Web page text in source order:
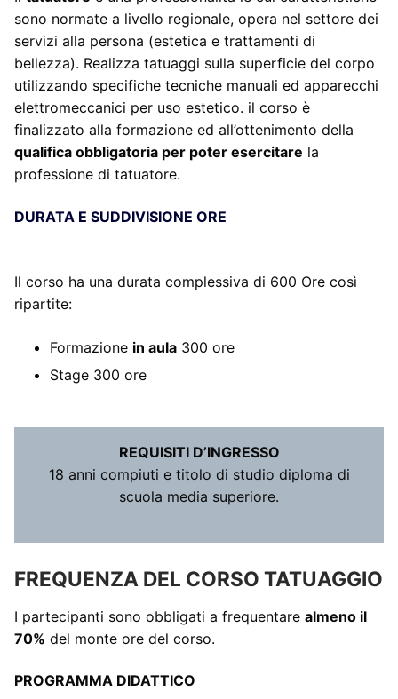
sono normate a livello regionale, opera nel settore dei
servizi alla persona (estetica e trattamenti di
bellezza). Realizza tatuaggi sulla superficie del corpo
utilizzando specifiche tecniche manuali ed apparecchi
elettromeccanici per uso estetico. il corso è
finalizzato alla formazione ed all’ottenimento della
qualifica obbligatoria per poter esercitare la
professione di tatuatore.
DURATA E SUDDIVISIONE ORE
Il corso ha una durata complessiva di 600 Ore così
ripartite:
Formazione in aula 300 ore
Stage 300 ore
REQUISITI D’INGRESSO
18 anni compiuti e titolo di studio diploma di
scuola media superiore.
FREQUENZA DEL CORSO TATUAGGIO
I partecipanti sono obbligati a frequentare almeno il
70% del monte ore del corso.
PROGRAMMA DIDATTICO